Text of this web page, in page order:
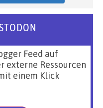
Feed auf
externe Ressourcen
einem Klick